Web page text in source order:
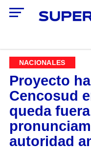
NACIONALES
Proyecto
Cencosud
queda
autoridad